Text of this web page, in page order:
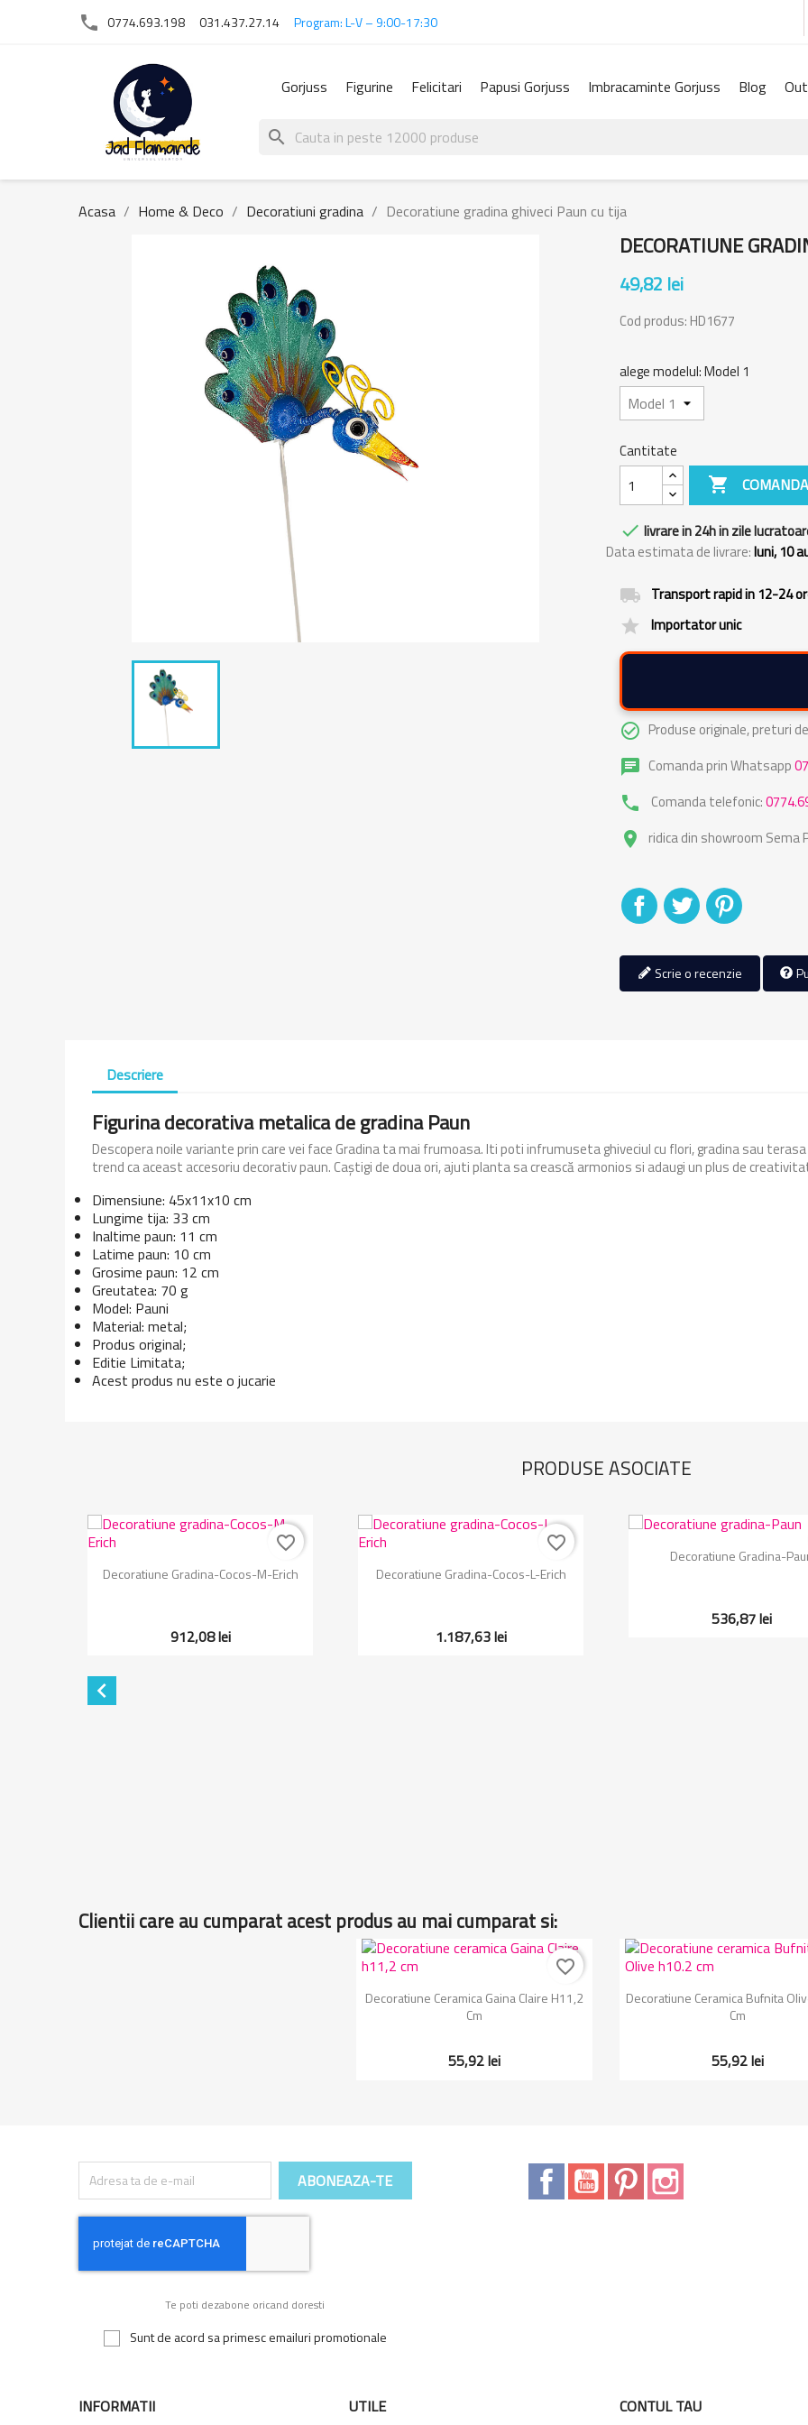
phone 0774.693.198 031.437.27.14 Program: L-V – 9:00-17:30
Gorjuss Figurine Felicitari Papusi Gorjuss Imbracaminte Gorjuss Blog
search
Acasa Home & Deco Decoratiuni gradina Decoratiune gradina ghiveci Paun cu tija
DECORATIUNE
49,82 lei
Cod produs: HD1677
alege modelul: Model 1
Cantitate

 livrare in 24h in zile
Data estimata de livrare:luni, 10
local_shipping Transport rapid in 12-24
grade Importator unic
check_circle_outline Produse originale, preturi
chat Comanda prin Whatsapp
phone Comanda telefonic:
place ridica din showroom Sema
DistribuitiTweet
Scrie o recenzie
Descriere
Figurina decorativa metalica de gradina Paun
Descopera noile variante prin care vei face Gradina ta mai frumoasa. Iti poti infrumuseta ghiveciul cu flori, gradina sau
trend ca aceast accesoriu decorativ paun. Caștigi de doua ori, ajuti planta sa crească armonios si adaugi un plus de
Dimensiune: 45x11x10 cm
Lungime tija: 33 cm
Inaltime paun: 11 cm
Latime paun: 10 cm
Grosime paun: 12 cm
Greutatea: 70 g
Model: Pauni
Material: metal;
Produs original;
Editie Limitata;
Acest produs nu este o jucarie
PRODUSE ASOCIATE

Vizualizare rapida
Decoratiune Gradina-Cocos-M-Erich
912,08 lei
favorite_border
Vizualizare rapida
Decoratiune Gradina-Cocos-L-Erich
1.187,63 lei
favorite_border Vizualizare rapida
Decoratiune Gradina-
536,87 lei
Clientii care au cumparat acest produs au mai cumparat si:
 Vizualizare rapida
Decoratiune Ceramica Gaina Claire H11,2
Cm
55,92 lei
favorite_border
 Vizualizare rapida
Decoratiune Ceramica Bufnita
Cm
55,92 lei
Te poti dezabone oricand doresti
Sunt de acord sa primesc emailuri promotionale
FacebookYouTubePinterest
INFORMATII UTILE CONTUL TAU